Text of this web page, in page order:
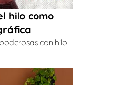
hilo como
con hilo